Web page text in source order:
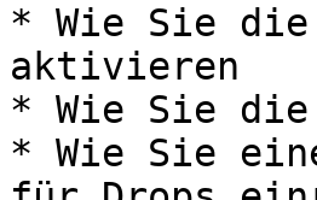
* Wie Sie die
aktivieren
* Wie Sie die
* Wie Sie